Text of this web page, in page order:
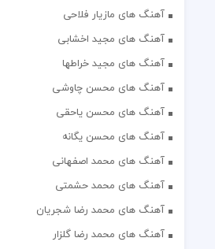
آهنگ های مازیار فلاحی
آهنگ های مجید اخشابی
آهنگ های مجید خراطها
آهنگ های محسن چاوشی
آهنگ های محسن یاحقی
آهنگ های محسن یگانه
آهنگ های محمد اصفهانی
آهنگ های محمد حشمتی
آهنگ های محمد رضا شجریان
آهنگ های محمد رضا گلزار